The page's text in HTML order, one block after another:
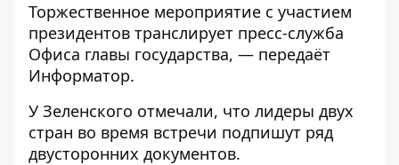
Торжественное мероприятие с участием
президентов транслирует пресс-служба
Офиса главы государства, — передаёт
Информатор.
У Зеленского отмечали, что лидеры двух
стран во время встречи подпишут ряд
двусторонних документов.